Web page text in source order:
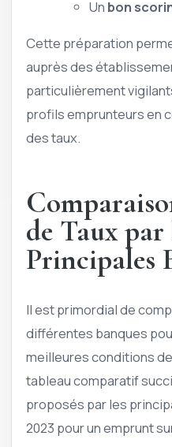
Un bon
Cette préparation
auprès des
particulièrement
profils emprunteurs en
des taux.
de Taux par
Principales
Il est primordial de
différentes banques
meilleures conditions
tableau comparatif
proposés par les
2023 pour un emprunt